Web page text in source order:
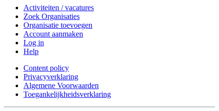
Activiteiten / vacatures
Zoek Organisaties
Organisatie toevoegen
Account aanmaken
Log in
Help
Content policy
Privacyverklaring
Algemene Voorwaarden
Toegankelijkheidsverklaring